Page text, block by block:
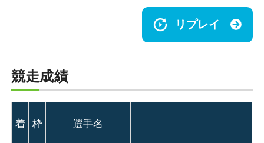
リプレイ
競走成績
着 枠 選手名